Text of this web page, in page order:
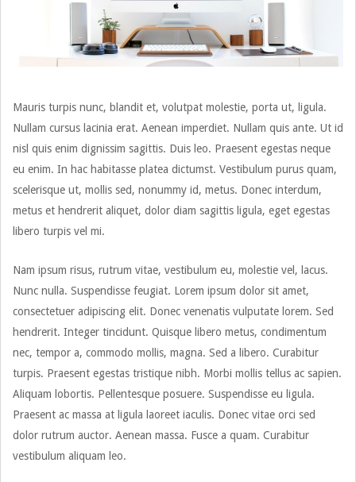
Mauris turpis nunc, blandit et, volutpat molestie, porta ut, ligula.
Nullam cursus lacinia erat. Aenean imperdiet. Nullam quis ante. Ut id
nisl quis enim dignissim sagittis. Duis leo. Praesent egestas neque
eu enim. In hac habitasse platea dictumst. Vestibulum purus quam,
scelerisque ut, mollis sed, nonummy id, metus. Donec interdum,
metus et hendrerit aliquet, dolor diam sagittis ligula, eget egestas
libero turpis vel mi.
Nam ipsum risus, rutrum vitae, vestibulum eu, molestie vel, lacus.
Nunc nulla. Suspendisse feugiat. Lorem ipsum dolor sit amet,
consectetuer adipiscing elit. Donec venenatis vulputate lorem. Sed
hendrerit. Integer tincidunt. Quisque libero metus, condimentum
nec, tempor a, commodo mollis, magna. Sed a libero. Curabitur
turpis. Praesent egestas tristique nibh. Morbi mollis tellus ac sapien.
Aliquam lobortis. Pellentesque posuere. Suspendisse eu ligula.
Praesent ac massa at ligula laoreet iaculis. Donec vitae orci sed
dolor rutrum auctor. Aenean massa. Fusce a quam. Curabitur
vestibulum aliquam leo.